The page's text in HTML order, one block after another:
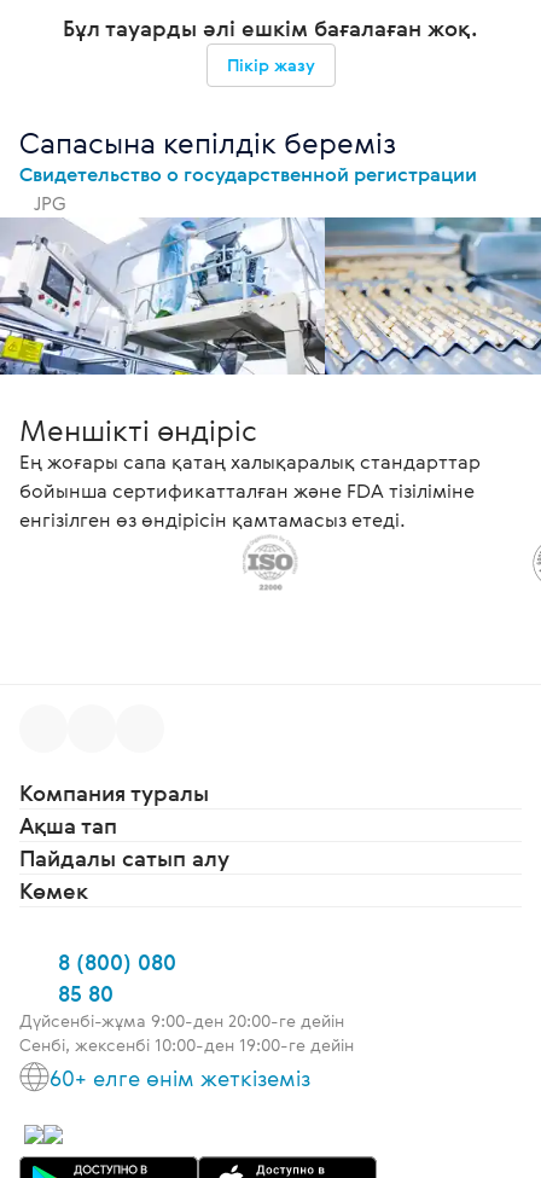
Бұл тауарды әлі ешкім бағалаған жоқ.
Пікір жазу
Сапасына кепілдік береміз
Свидетельство о государственной регистрации
JPG
Меншікті өндіріс
Ең жоғары сапа қатаң халықаралық стандарттар
бойынша сертификатталған және FDA тізіліміне
енгізілген өз өндірісін қамтамасыз етеді.
Компания туралы
Ақша тап
Пайдалы сатып алу
Көмек
8 (800) 080
85 80
Дүйсенбі-жұма 9:00-ден 20:00-ге дейін
Сенбі, жексенбі 10:00-ден 19:00-ге дейін
60+ елге өнім жеткіземіз